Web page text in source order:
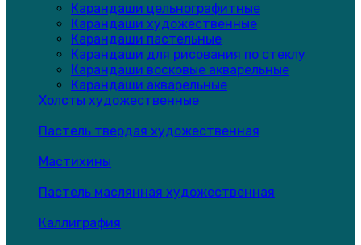
Карандаши цельнографитные
Карандаши художественные
Карандаши пастельные
Карандаши для рисования по стеклу
Карандаши восковые акварельные
Карандаши акварельные
Холсты художественные
Пастель твердая художественная
Мастихины
Пастель маслянная художественная
Каллиграфия